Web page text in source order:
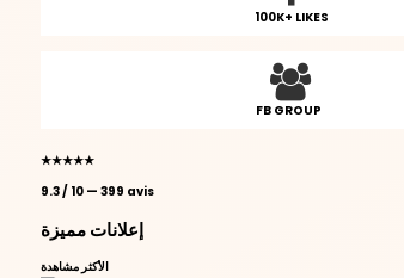
100K+ LIKES
FB GROUP
★★★★★
9.3 / 10— 399 avis
إعلانات مميزة
الأكثر مشاهدة